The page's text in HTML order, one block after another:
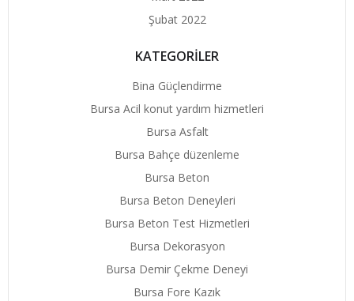
Şubat 2022
KATEGORİLER
Bina Güçlendirme
Bursa Acil konut yardım hizmetleri
Bursa Asfalt
Bursa Bahçe düzenleme
Bursa Beton
Bursa Beton Deneyleri
Bursa Beton Test Hizmetleri
Bursa Dekorasyon
Bursa Demir Çekme Deneyi
Bursa Fore Kazık